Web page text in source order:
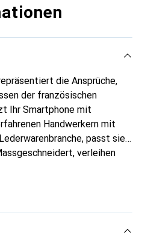
die Ansprüche,
der französischen
Ihr Smartphone mit
Handwerkern mit
passt sie
verleihen
Accessoire für Ihr
eine zuverlässige Wahl für